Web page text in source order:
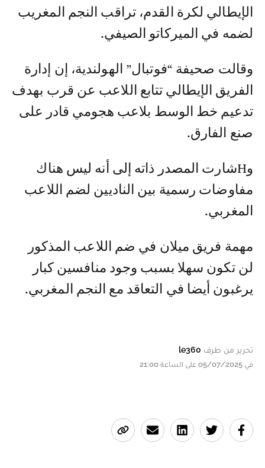
الإيطالي لكرة القدم، تراقب النجم المغريب
لضمه في الميركاتو الصيفي.
وقالت صحيفة “فوتبال” الهولندية، إن إدارة
الفريق الإيطالي تتابع اللاعب عن قرب بهدف
تدعيم خط الوسط بلاعب هجومي قادر على
صنع الفارق.
وHشارت المصدر ذاته إلى أنه ليس هناك
مفاوضات رسمية بين الناديين لضم اللاعب
المغربي.
مهمة فريق ميلان في ضم اللاعب المذكور
لن تكون سهلا بسبب وجود منافسين كبار
يرغبون أيضا في التعاقد مع النجم المغربي.
تحرير من طرف le360
في 05/07/2025 على الساعة 21:00